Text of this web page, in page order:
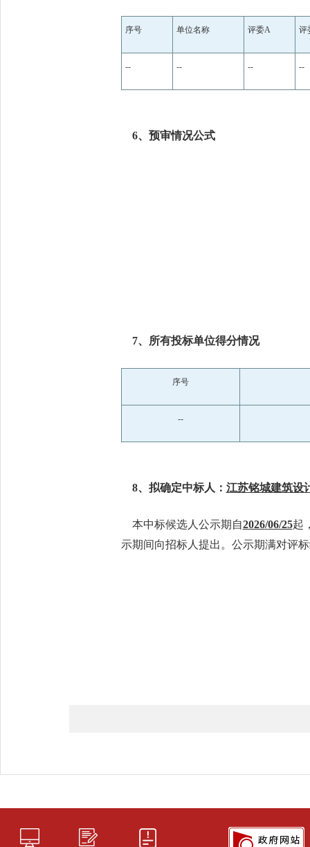
序号 单位名称 评委A 评
-- -- -- --
6、预审情况公式
7、所有投标单位得分情况
序号
--
8、拟确定中标人： 江苏铭城建筑设
本中标候选人公示期自2026/06/25起
示期间向招标人提出。公示期满对评